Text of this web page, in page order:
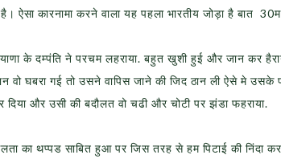
ऐसा कारनामा करने वाला यह पहला भारतीय जोड़ा है बात
के दम्पंति ने परचम लहराया. बहुत खुशी हुई और जान कर
वो घबरा गई तो उसने वापिस जाने की जिद ठान ली ऐसे मे
और उसी की बदौलत वो चढी और चोटी पर झंडा फहराया.
का थप्पड साबित हुआ पर जिस तरह से हम पिटाई की निंदा